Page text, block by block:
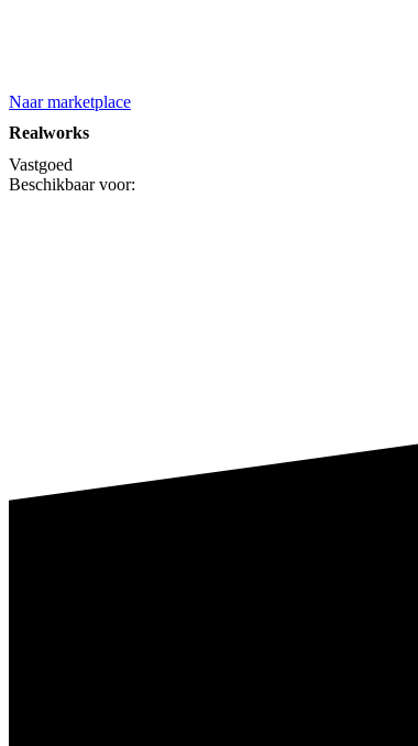
Naar marketplace
Realworks
Vastgoed
Beschikbaar voor: